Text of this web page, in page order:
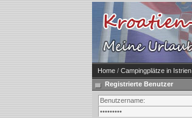
Home / Campingplätze in
Registrierte Benutzer